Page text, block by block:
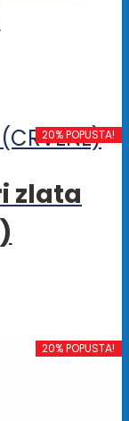
20% POPUSTA!
zlata
20% POPUSTA!